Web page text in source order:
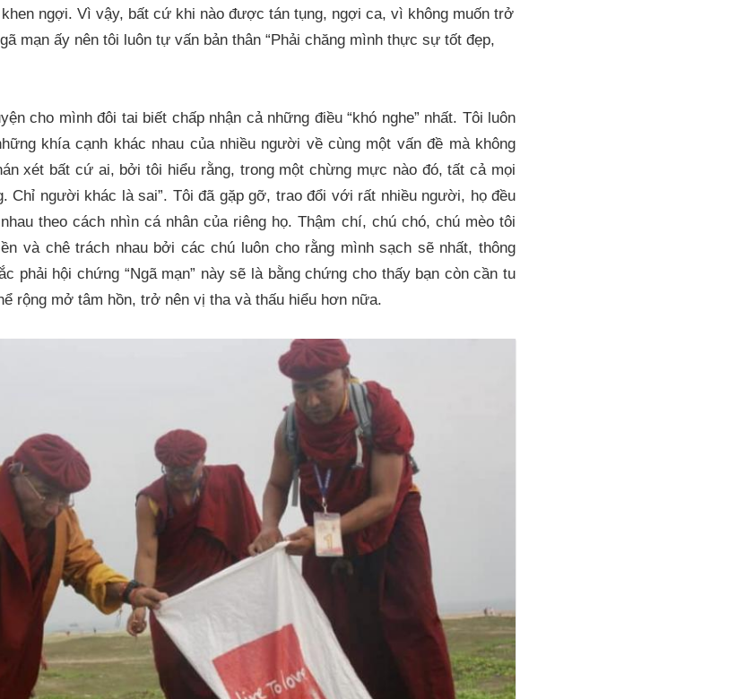
ngợi. Vì vậy, bất cứ khi nào được tán tụng, ngợi ca, vì không muốn trở
mạn ấy nên tôi luôn tự vấn bản thân “Phải chăng mình thực sự tốt đẹp,
cho mình đôi tai biết chấp nhận cả những điều “khó nghe” nhất. Tôi luôn
khía cạnh khác nhau của nhiều người về cùng một vấn đề mà không
xét bất cứ ai, bởi tôi hiểu rằng, trong một chừng mực nào đó, tất cả mọi
Chỉ người khác là sai”. Tôi đã gặp gỡ, trao đổi với rất nhiều người, họ đều
theo cách nhìn cá nhân của riêng họ. Thậm chí, chú chó, chú mèo tôi
và chê trách nhau bởi các chú luôn cho rằng mình sạch sẽ nhất, thông
phải hội chứng “Ngã mạn” này sẽ là bằng chứng cho thấy bạn còn cần tu
rộng mở tâm hồn, trở nên vị tha và thấu hiểu hơn nữa.